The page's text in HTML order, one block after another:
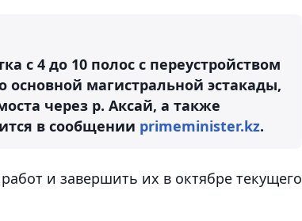
с 4 до 10 полос с переустройством
магистральной эстакады,
через р. Аксай, а также
в сообщении primeminister.kz.
и завершить их в октябре текущего